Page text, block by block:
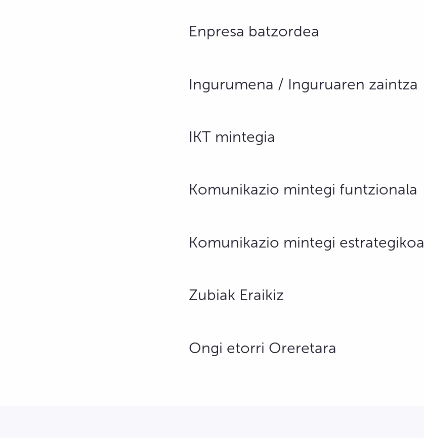
Enpresa batzordea
Ingurumena / Inguruaren zaintza
IKT mintegia
Komunikazio mintegi funtzionala
Komunikazio mintegi estrategikoa
Zubiak Eraikiz
Ongi etorri Oreretara